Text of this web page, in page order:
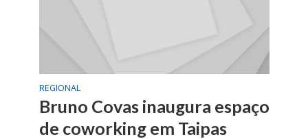
REGIONAL
Bruno Covas inaugura espaço
de coworking em Taipas